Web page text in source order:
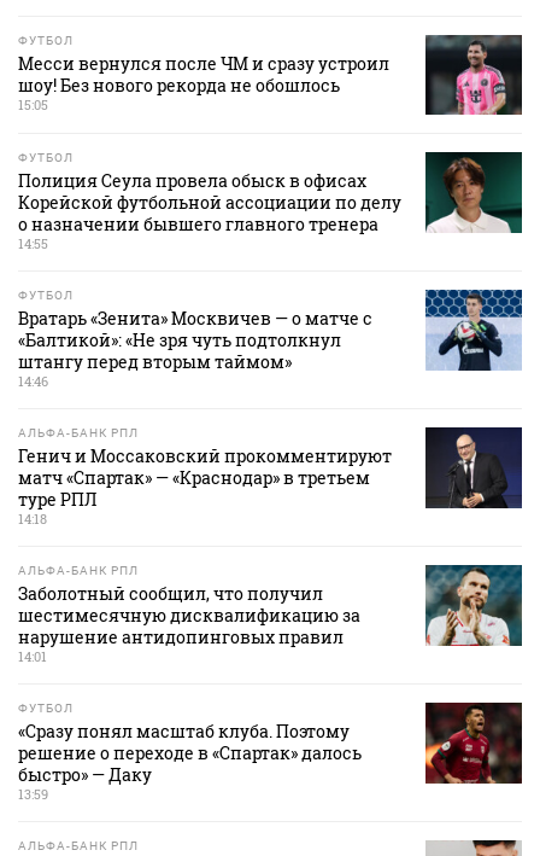
ФУТБОЛ
Месси вернулся после ЧМ и сразу устроил
шоу! Без нового рекорда не обошлось
15:05
ФУТБОЛ
Полиция Сеула провела обыск в офисах
Корейской футбольной ассоциации по делу
о назначении бывшего главного тренера
14:55
ФУТБОЛ
Вратарь «Зенита» Москвичев — о матче с
«Балтикой»: «Не зря чуть подтолкнул
штангу перед вторым таймом»
14:46
АЛЬФА-БАНК РПЛ
Генич и Моссаковский прокомментируют
матч «Спартак» — «Краснодар» в третьем
туре РПЛ
14:18
АЛЬФА-БАНК РПЛ
Заболотный сообщил, что получил
шестимесячную дисквалификацию за
нарушение антидопинговых правил
14:01
ФУТБОЛ
«Сразу понял масштаб клуба. Поэтому
решение о переходе в «Спартак» далось
быстро» — Даку
13:59
АЛЬФА-БАНК РПЛ